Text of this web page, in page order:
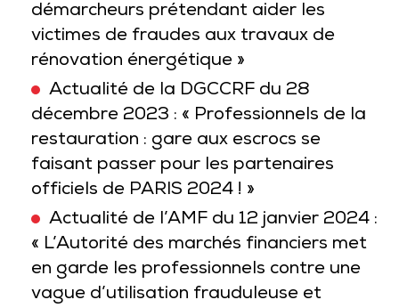
démarcheurs prétendant aider les
victimes de fraudes aux travaux de
rénovation énergétique »
Actualité de la DGCCRF du 28
décembre 2023 : « Professionnels de la
restauration : gare aux escrocs se
faisant passer pour les partenaires
officiels de PARIS 2024 ! »
Actualité de l’AMF du 12 janvier 2024 :
« L’Autorité des marchés financiers met
en garde les professionnels contre une
vague d’utilisation frauduleuse et